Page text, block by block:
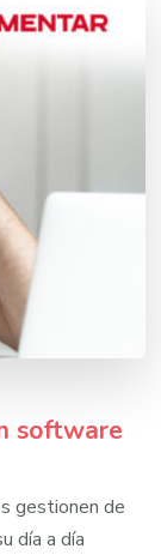
software
gestionen de
día a día